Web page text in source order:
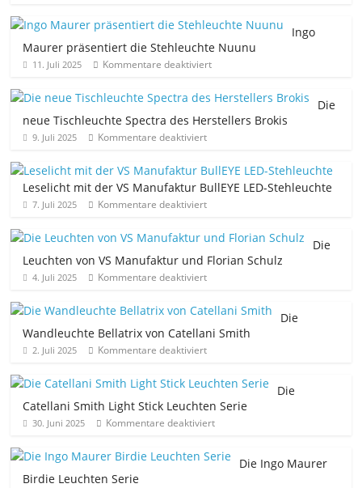
Ingo
Maurer präsentiert die Stehleuchte Nuunu
11. Juli 2025 Kommentare deaktiviert
Die
neue Tischleuchte Spectra des Herstellers Brokis
9. Juli 2025 Kommentare deaktiviert
Leselicht mit der VS Manufaktur BullEYE LED-Stehleuchte
7. Juli 2025 Kommentare deaktiviert
Die
Leuchten von VS Manufaktur und Florian Schulz
4. Juli 2025 Kommentare deaktiviert
Die
Wandleuchte Bellatrix von Catellani Smith
2. Juli 2025 Kommentare deaktiviert
Die
Catellani Smith Light Stick Leuchten Serie
30. Juni 2025 Kommentare deaktiviert
Die Ingo Maurer
Birdie Leuchten Serie